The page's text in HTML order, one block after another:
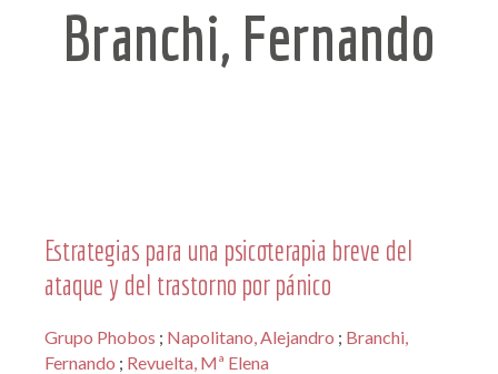
Branchi, Fernando
Estrategias para una psicoterapia breve del
ataque y del trastorno por pánico
Grupo Phobos ; Napolitano, Alejandro ; Branchi,
Fernando ; Revuelta, Mª Elena